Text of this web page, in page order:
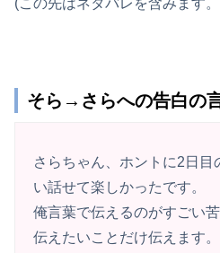
そら→さらへの告白の
さらちゃん、ホントに2日
い話せて楽しかったです。
俺言葉で伝えるのがすごい
伝えたいことだけ伝えます。